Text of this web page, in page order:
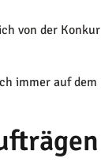
von der
immer auf